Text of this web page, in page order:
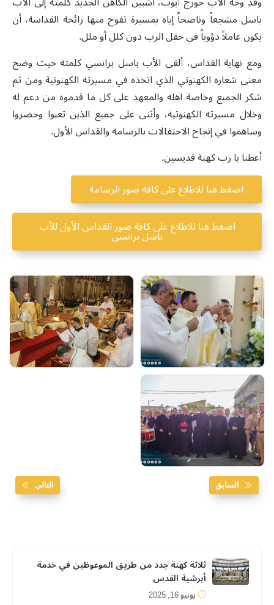
باسل مشجعاً وناصحاً إياه بمسيرة تفوح منها رائحة القداسة، أن
يكون عاملاً دؤوباً في حقل الرب دون كلل أو ملل.
ومع نهاية القداس، ألقى الأب باسل برانسي كلمته حيث وضح
معنى شعاره الكهنوتي الذي اتخذه في مسيرته الكهنوتية ومن ثم
شكر الجميع وخاصة اهله والمعهد على كل ما قدموه من دعم له
وخلال مسيرته الكهنوتية، وأثنى على جميع الذين تعبوا وحضروا
وساهموا في إنجاح الاحتفالات بالرسامة والقداس الأول.
أعطنا يا رب كهنة قديسين.
اضغط هنا للاطلاع على كافة صور الرسامة
اضغط هنا للاطلاع على كافة صور القداس الأول للأب
باسل برانسي
السابق التالي
ثلاثة كهنة جدد من طريق الموعوظين في خدمة
أبرشية القدس
يونيو 16, 2025